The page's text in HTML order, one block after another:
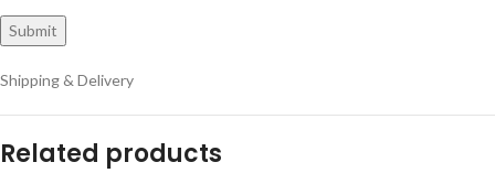
Shipping & Delivery
Related products